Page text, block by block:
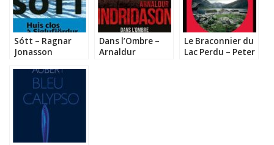
Sótt – Ragnar
Jonasson
Dans l’Ombre –
Arnaldur
Le Braconnier du
Lac Perdu – Peter